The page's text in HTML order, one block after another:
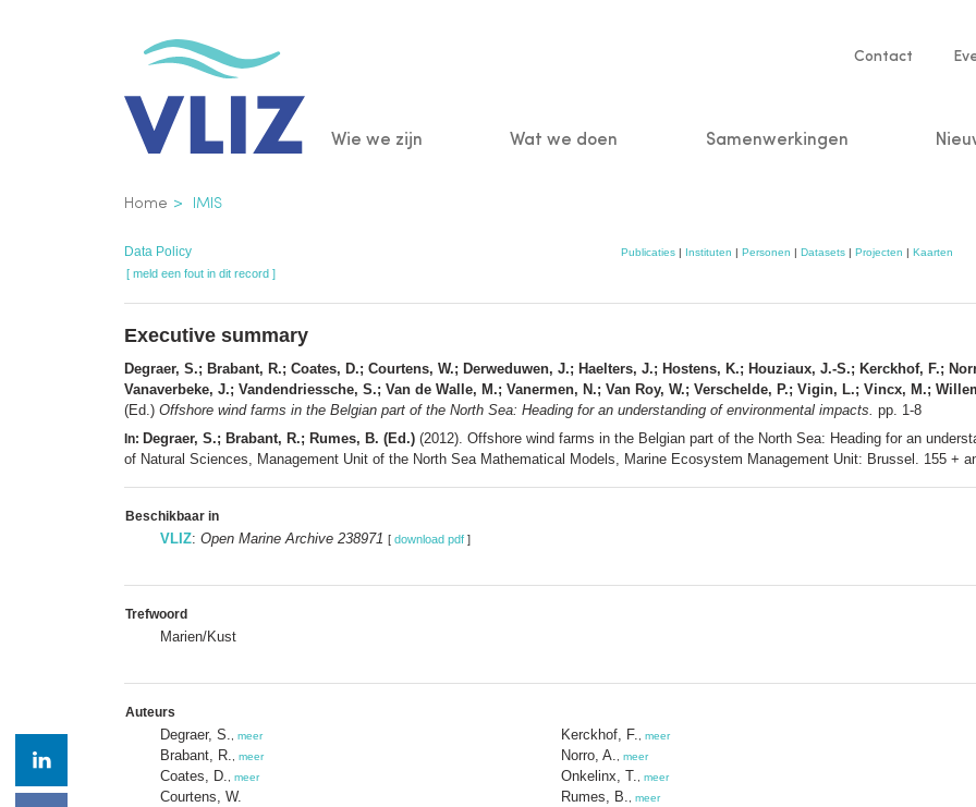
Service
Contact
Main
Wie we zijn Wat we doen Samenwerkingen
Kruimelpad
Home IMIS
Data Policy Publicaties| Instituten | Personen | Datasets| Projecten | Kaarten
[ meld een fout in dit record ]
Executive summary
Degraer, S.; Brabant, R.; Coates, D.; Courtens, W.; Derweduwen, J.; Haelters, J.; Hostens, K.; Houziaux, J.-S.; Kerckhof, F.;
Vanaverbeke, J.; Vandendriessche, S.; Van de Walle, M.; Vanermen, N.; Van Roy, W.; Verschelde, P.; Vigin, L.; Vincx, M.;
(Ed.) Offshore wind farms in the Belgian part of the North Sea: Heading for an understanding of environmental impacts. pp. 1-8
In: Degraer, S.; Brabant, R.; Rumes, B. (Ed.) (2012). Offshore wind farms in the Belgian part of the North Sea: Heading for an
of Natural Sciences, Management Unit of the North Sea Mathematical Models, Marine Ecosystem Management Unit: Brussel. 155 +
Beschikbaar in
VLIZ: Open Marine Archive 238971 [ download pdf ]
Trefwoord
Marien/Kust
Auteurs
Degraer, S. meer
Brabant, R. meer
Coates, D. meer
Courtens, W.
Kerckhof, F. meer
Norro, A. meer
Onkelinx, T. meer
Rumes, B. meer